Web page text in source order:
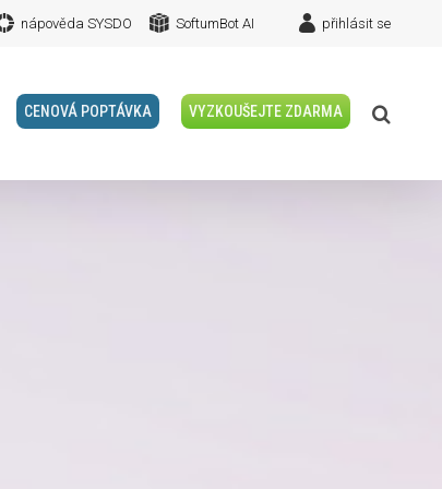
nápověda SYSDO SoftumBot AI přihlásit se
CENOVÁ POPTÁVKA VYZKOUŠEJTE ZDARMA